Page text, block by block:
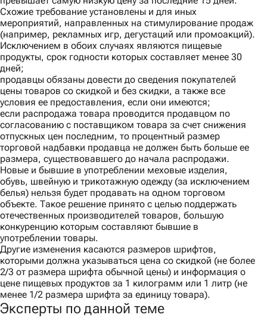
Схожие требование установлены и для иных
мероприятий, направленных на стимулирование продаж
(например, рекламных игр, дегустаций или промоакций).
Исключением в обоих случаях являются пищевые
продукты, срок годности которых составляет менее 30
дней;
продавцы обязаны довести до сведения покупателей
цены товаров со скидкой и без cкидки, а также все
условия ее предоставления, если они имеются;
если распродажа товара проводится продавцом по
согласованию с поставщиком товара за счет снижения
отпускных цен последним, то процентный размер
торговой надбавки продавца не должен быть больше ее
размера, существовавшего до начала распродажи.
Новые и бывшие в употреблении меховые изделия,
обувь, швейную и трикотажную одежду (за исключением
белья) нельзя будет продавать на одном торговом
объекте. Такое решение принято с целью поддержать
отечественных производителей товаров, большую
конкуренцию которым составляют бывшие в
употреблении товары.
Другие изменения касаются размеров шрифтов,
которыми должна указываться цена со скидкой (не более
2/3 от размера шрифта обычной цены) и информация о
цене пищевых продуктов за 1 килограмм или 1 литр (не
менее 1/2 размера шрифта за единицу товара).
Эксперты по данной теме